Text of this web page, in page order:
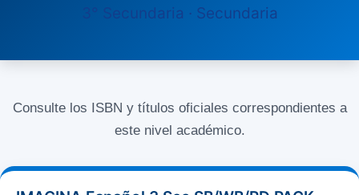
3° Secundaria · Secundaria
Consulte los ISBN y títulos oficiales correspondientes a
este nivel académico.